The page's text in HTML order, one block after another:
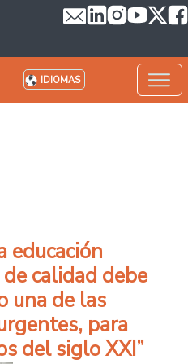
IDIOMAS
educación
calidad debe
una de las
para
del siglo XXI”